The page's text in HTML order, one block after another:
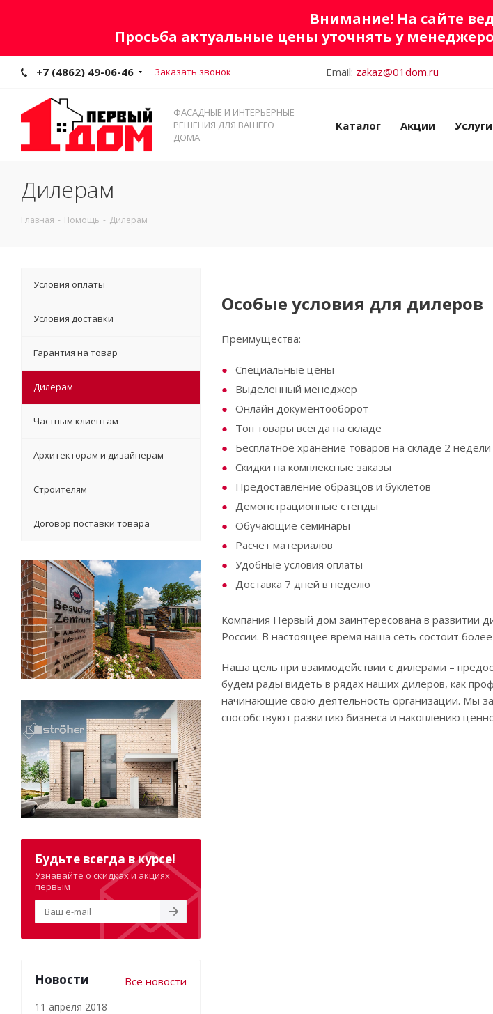
Внимание! На сайте
Просьба актуальные цены уточнять у
+7 (4862) 49-06-46 Заказать звонок Email: zakaz@01dom.ru
ФАСАДНЫЕ И ИНТЕРЬЕРНЫЕ
РЕШЕНИЯ ДЛЯ ВАШЕГО
ДОМА
Каталог Акции Услуги
Дилерам
Главная - Помощь - Дилерам
Особые условия для дилеров
Преимущества:
Специальные цены
Выделенный менеджер
Онлайн документооборот
Топ товары всегда на складе
Бесплатное хранение товаров на складе 2 недели
Скидки на комплексные заказы
Предоставление образцов и буклетов
Демонстрационные стенды
Обучающие семинары
Расчет материалов
Удобные условия оплаты
Доставка 7 дней в неделю
Компания Первый дом заинтересована в развитии
России. В настоящее время наша сеть состоит
Наша цель при взаимодействии с дилерами –
будем рады видеть в рядах наших дилеров, как
начинающие свою деятельность организации. Мы
способствуют развитию бизнеса и накоплению
Условия оплаты
Условия доставки
Гарантия на товар
Дилерам
Частным клиентам
Архитекторам и дизайнерам
Строителям
Договор поставки товара
Будьте всегда в курсе!
Узнавайте о скидках и акциях
первым
Новости Все новости
11 апреля 2018